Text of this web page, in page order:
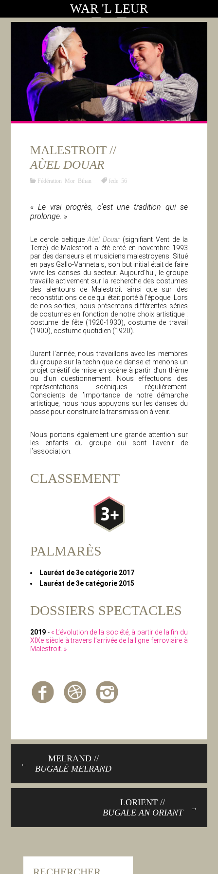
WAR 'L LEUR
MALESTROIT //
AÙEL DOUAR
Fédération Mor Bihan fede 56
« Le vrai progrès, c’est une tradition qui se
prolonge. »
Le cercle celtiqueAùel Douar (signifiant Vent de la
Terre) de Malestroit a été créé en novembre 1993
par des danseurs et musiciens malestroyens. Situé
en pays Gallo-Vannetais, son but initial était de faire
vivre les danses du secteur. Aujourd’hui, le groupe
travaille activement sur la recherche des costumes
des alentours de Malestroit ainsi que sur des
reconstitutions de ce qui était porté à l’époque. Lors
de nos sorties, nous présentons différentes séries
de costumes en fonction de notre choix artistique :
costume de fête (1920-1930), costume de travail
(1900), costume quotidien (1920).
Durant l’année, nous travaillons avec les membres
du groupe sur la technique de danse et menons un
projet créatif de mise en scène à partir d’un thème
ou d’un questionnement. Nous effectuons des
représentations scéniques régulièrement.
Conscients de l’importance de notre démarche
artistique, nous nous appuyons sur les danses du
passé pour construire la transmission à venir.
Nous portons également une grande attention sur
les enfants du groupe qui sont l’avenir de
l’association.
CLASSEMENT
PALMARÈS
Lauréat de 3e catégorie 2017
Lauréat de 3e catégorie 2015
DOSSIERS SPECTACLES
2019 - « L’évolution de la société, à partir de la fin du
XIXe siècle à travers l’arrivée de la ligne ferroviaire à
Malestroit. »
←
MELRAND //
BUGALÉ MELRAND
→
LORIENT //
BUGALE AN ORIANT